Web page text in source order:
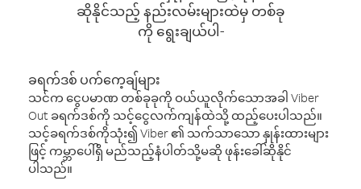
ဆိုနိုင်သည့် နည်းလမ်းများထဲမှ တစ်ခု
ကို ရွေးချယ်ပါ-
ခရက်ဒစ် ပက်ကေ့ချ်များ
သင်က ငွေပမာဏ တစ်ခုခုကို ဝယ်ယူလိုက်သောအခါ Viber
Out ခရက်ဒစ်ကို သင့်ငွေလက်ကျန်ထဲသို့ ထည့်ပေးပါသည်။
သင့်ခရက်ဒစ်ကိုသုံး၍ Viber ၏ သက်သာသော နှုန်းထားများ
ဖြင့် ကမ္ဘာပေါ်ရှိ မည်သည့်နံပါတ်သို့မဆို ဖုန်းခေါ်ဆိုနိုင်
ပါသည်။